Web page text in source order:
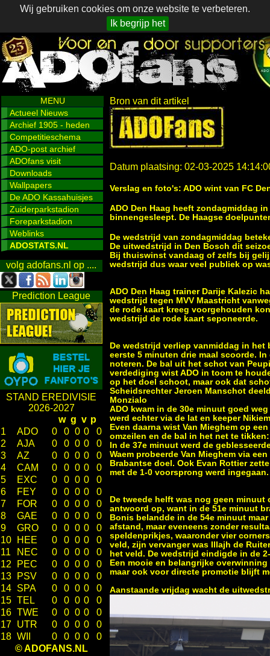
Wij gebruiken cookies om onze website te verbeteren.
Ik begrijp het
MENU
Actueel Nieuws
Archief 1905 - heden
Competitieschema
ADO-post archief
ADOfans visit
Downloads
Wallpapers
De ADO Kassahuisjes
Zuiderparkstadion
Foreparkstadion
Weblinks
ADOSTATS.NL
volg adofans.nl op ....
Prediction League
STAND EREDIVISIE
2026-2027
w g v p
1
ADO 0 0 0 0
0
2
AJA 0 0 0 0
0
3
AZ 0 0 0 0
0
4
CAM 0 0 0 0
0
5
EXC 0 0 0 0
0
6
FEY 0 0 0 0
0
7
FOR 0 0 0 0
0
8
GAE 0 0 0 0
0
9
GRO 0 0 0 0
0
10
HEE 0 0 0 0
0
11
NEC 0 0 0 0
0
12
PEC 0 0 0 0
0
13
PSV 0 0 0 0
0
14 SPA 0 0 0 0
0
15 TEL 0 0 0 0
0
16 TWE 0 0 0 0
0
17 UTR 0 0 0 0
0
18 WII 0 0 0 0
0
© ADOFANS.NL
Bron van dit artikel
Datum plaatsing: 02-03-2025
Verslag en foto's: ADO wint van FC
ADO Den Haag heeft zondagmiddag
binnengesleept. De Haagse
De wedstrijd van zondagmiddag
De uitwedstrijd in Den Bosch dit
Bij thuiswinst vandaag of zelfs bij
wedstrijd dus waar veel publiek op
ADO Den Haag trainer Darije Kalezic
wedstrijd tegen MVV Maastricht
de rode kaart kreeg voorgehouden
wedstrijd de rode kaart seponeerde.
De wedstrijd verliep vanmiddag in het
eerste 5 minuten drie maal scoorde.
noteren. De bal uit het schot van
verdediging wist ADO in toom te
op het doel schoot, maar ook dat
Scheidsrechter Jeroen Manschot
Monzialo
ADO kwam in de 30e minuut goed
werd echter via de lat en keeper
Even daarna wist Van Mieghem op
omzeilen en de bal in het net te tikken:
In de 37e minuut werd de
Waem probeerde Van Mieghem via
Brabantse doel. Ook Evan Rottier
met de 1-0 voorsprong werd ingegaan.
De tweede helft was nog geen
antwoord op, want in de 51e minuut
Bonis belandde in de 54e minuut
afstand, maar eveneens zonder
speldenprikjes, waaronder vier
veld, zijn vervanger was Illajh de
het veld. De wedstrijd eindigde in de
Een mooie en belangrijke
maar ook voor directe promotie blijft
Aanstaande vrijdag wacht de